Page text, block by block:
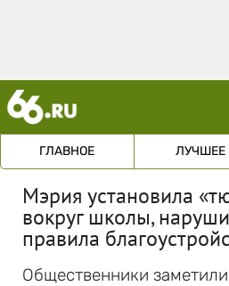
ГЛАВНОЕ ЛУЧШЕЕ
Мэрия установила
вокруг школы,
правила
Общественники